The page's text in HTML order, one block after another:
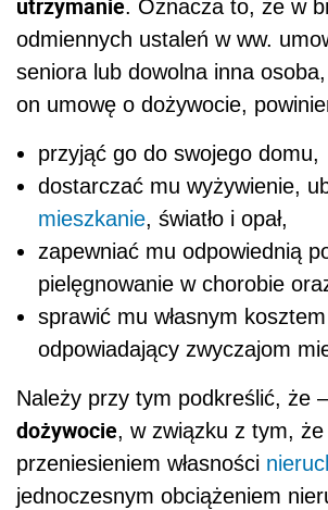
utrzymanie. Oznacza to, że w
odmiennych ustaleń w ww.
seniora lub dowolna inna
on umowę o dożywocie,
przyjąć go do swojego domu,
dostarczać mu wyżywienie,
mieszkanie, światło i opał,
zapewniać mu odpowiednią
pielęgnowanie w chorobie
sprawić mu własnym
odpowiadający zwyczajom
Należy przy tym podkreślić, że
dożywocie, w związku z tym,
przeniesieniem własności
jednoczesnym obciążeniem